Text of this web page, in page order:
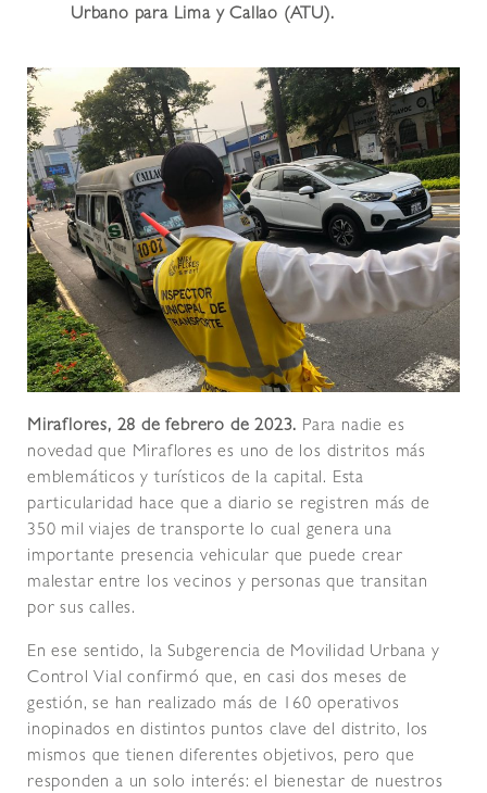
Urbano para Lima y Callao (ATU).
Miraflores, 28 de febrero de 2023. Para nadie es
novedad que Miraflores es uno de los distritos más
emblemáticos y turísticos de la capital. Esta
particularidad hace que a diario se registren más de
350 mil viajes de transporte lo cual genera una
importante presencia vehicular que puede crear
malestar entre los vecinos y personas que transitan
por sus calles.
En ese sentido, la Subgerencia de Movilidad Urbana y
Control Vial confirmó que, en casi dos meses de
gestión, se han realizado más de 160 operativos
inopinados en distintos puntos clave del distrito, los
mismos que tienen diferentes objetivos, pero que
responden a un solo interés: el bienestar de nuestros